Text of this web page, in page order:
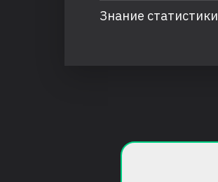
Знание статистики